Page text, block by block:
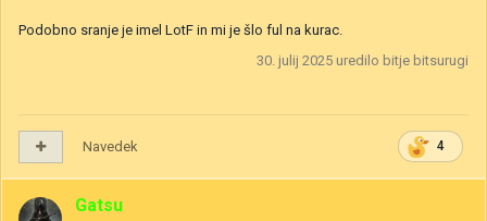
Podobno sranje je imel LotF in mi je šlo ful na kurac.
30. julij 2025 uredilo bitje bitsurugi
4
Navedek
Gatsu